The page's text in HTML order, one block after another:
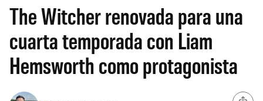
The Witcher renovada para una
cuarta temporada con Liam
Hemsworth como protagonista